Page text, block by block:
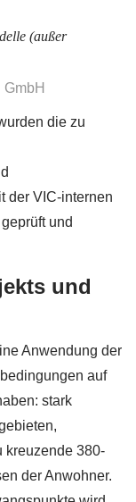
(außer
die zu
der VIC-internen
und
und
Anwendung der
auf
stark
kreuzende 380-
der Anwohner.